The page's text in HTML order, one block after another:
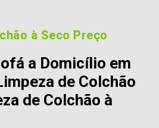
à Seco Preço
a Domicílio em
de Colchão
de Colchão à